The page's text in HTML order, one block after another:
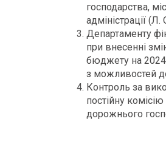
господарства,
адміністрації
Департаменту
при внесенні
бюджету на 2024
з можливостей
Контроль за
постійну
дорожнього